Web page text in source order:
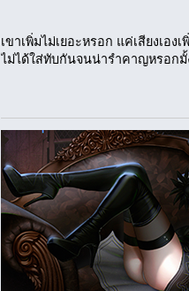
เขาเพิ่มไม่เยอะหรอก แค่เสียงเอ
ไม่ได้ใส่ทับกันจนน่ารำคาญหรอกมั้